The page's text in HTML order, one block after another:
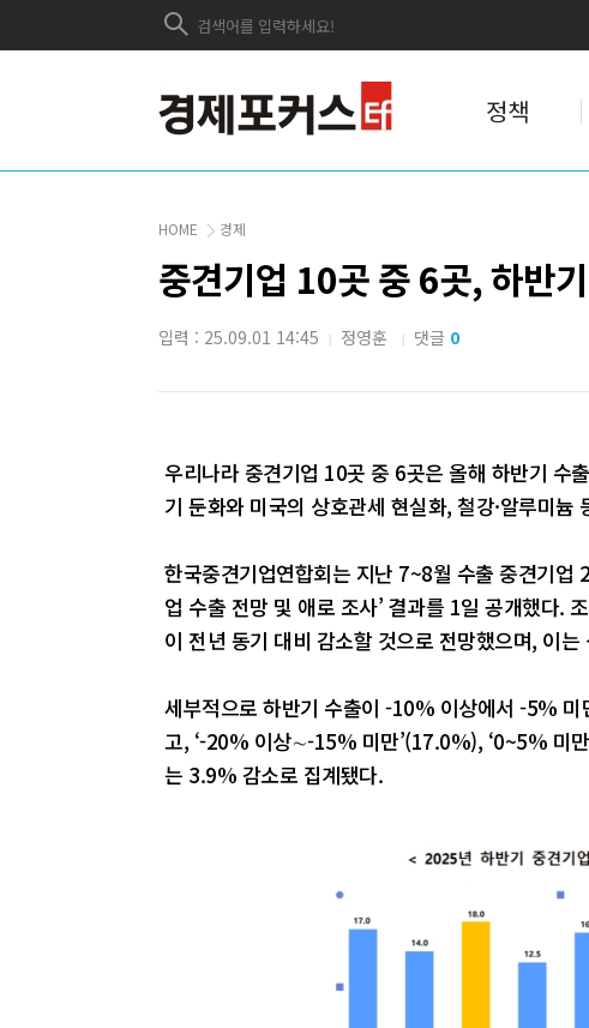
정책
HOME 경제
중견기업 10곳 중 6곳, 하반
입력 : 25.09.01 14:45 | 정영훈 | 댓글 0
우리나라 중견기업 10곳 중 6곳은 올해 하반기 수
기 둔화와 미국의 상호관세 현실화, 철강·알루미
한국중견기업연합회는 지난 7~8월 수출 중견기업
업 수출 전망 및 애로 조사’ 결과를 1일 공개했다.
이 전년 동기 대비 감소할 것으로 전망했으며, 이
세부적으로 하반기 수출이 -10% 이상에서 -5%
고, ‘-20% 이상∼-15% 미만’(17.0%), ‘0~5% 미
는 3.9% 감소로 집계됐다.